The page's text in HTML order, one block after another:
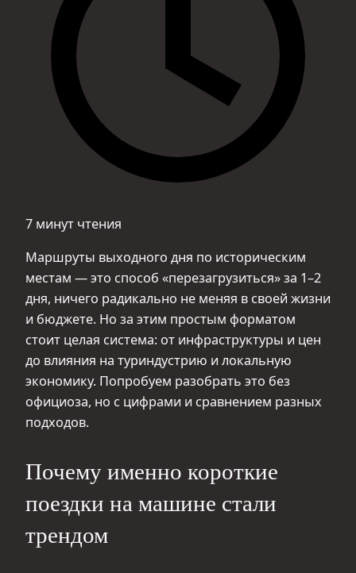
7 минут чтения
Маршруты выходного дня по историческим
местам — это способ «перезагрузиться» за 1–2
дня, ничего радикально не меняя в своей жизни
и бюджете. Но за этим простым форматом
стоит целая система: от инфраструктуры и цен
до влияния на туриндустрию и локальную
экономику. Попробуем разобрать это без
официоза, но с цифрами и сравнением разных
подходов.
Почему именно короткие
поездки на машине стали
трендом